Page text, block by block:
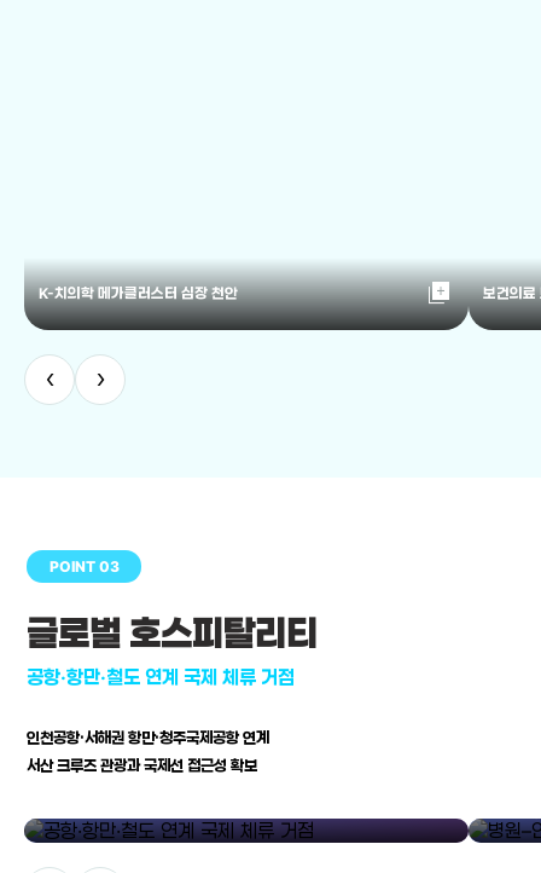
K-치의학 메가클러스터 심장 천안 library_add 보건의료
‹ ›
POINT 03
글로벌 호스피탈리티
공항·항만·철도 연계 국제 체류 거점
인천공항·서해권 항만·청주국제공항 연계
서산 크루즈 관광과 국제선 접근성 확보